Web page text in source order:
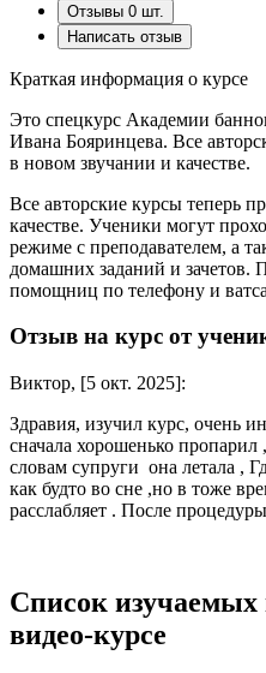
Отзывы 0 шт.
Написать отзыв
Краткая информация о курсе
Это спецкурс Академии
Ивана Бояринцева. Все
в новом звучании и качестве.
Все авторские курсы теперь
качестве. Ученики могут
режиме с преподавателем, а
домашних заданий и зачетов.
помощниц по телефону и
Отзыв на курс от
Виктор, [5 окт. 2025]:
Здравия, изучил курс, очень
сначала хорошенько
словам супруги она летала ,
как будто во сне ,но в тоже
расслабляет . После
Список изучаемых
видео-курсе